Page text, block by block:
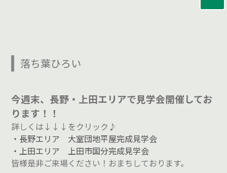
落ち葉ひろい
今週末、長野・上田エリアで見学会開催してお
ります！！
詳しくは↓↓↓をクリック♪
・長野エリア 大室団地平屋完成見学会
・上田エリア 上田市国分完成見学会
皆様是非ご来場ください！おまちしております。